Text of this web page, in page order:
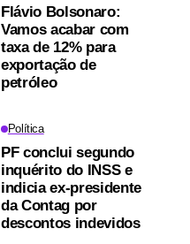
Flávio Bolsonaro:
Vamos acabar com
taxa de 12% para
exportação de
petróleo
Política
PF conclui segundo
inquérito do INSS e
indicia ex-presidente
da Contag por
descontos indevidos